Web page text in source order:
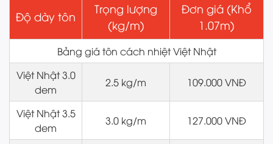
Độ dày tôn
Trọng lượng
(kg/m)
Đơn giá (Khổ
1.07m)
Bảng giá tôn cách nhiệt Việt Nhật
Việt Nhật 3.0
dem
2.5 kg/m 109.000 VNĐ
Việt Nhật 3.5
dem
3.0 kg/m 127.000 VNĐ